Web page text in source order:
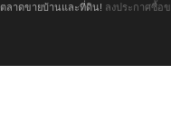
ตลาดขายบ้านและที่ดิน! ลงประกาศซื้อ